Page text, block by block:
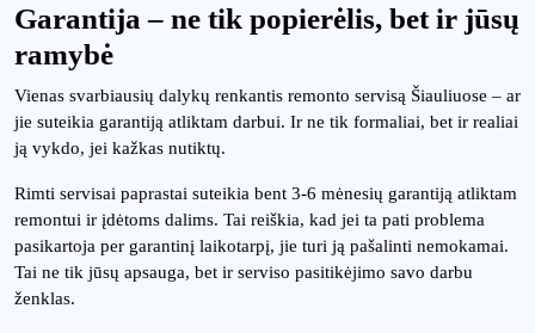
Garantija – ne tik popierėlis, bet ir jūsų
ramybė
Vienas svarbiausių dalykų renkantis remonto servisą Šiauliuose – ar
jie suteikia garantiją atliktam darbui. Ir ne tik formaliai, bet ir realiai
ją vykdo, jei kažkas nutiktų.
Rimti servisai paprastai suteikia bent 3-6 mėnesių garantiją atliktam
remontui ir įdėtoms dalims. Tai reiškia, kad jei ta pati problema
pasikartoja per garantinį laikotarpį, jie turi ją pašalinti nemokamai.
Tai ne tik jūsų apsauga, bet ir serviso pasitikėjimo savo darbu
ženklas.